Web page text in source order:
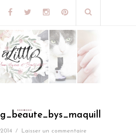
/ Laisser un commentaire